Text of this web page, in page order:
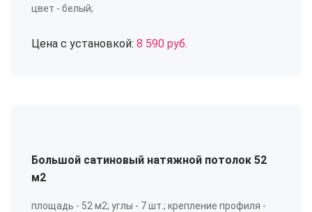
цвет - белый;
Цена с установкой: 8 590 руб.
Большой сатиновый натяжной потолок 52
м2
площадь - 52 м2; углы - 7 шт.; крепление профиля -